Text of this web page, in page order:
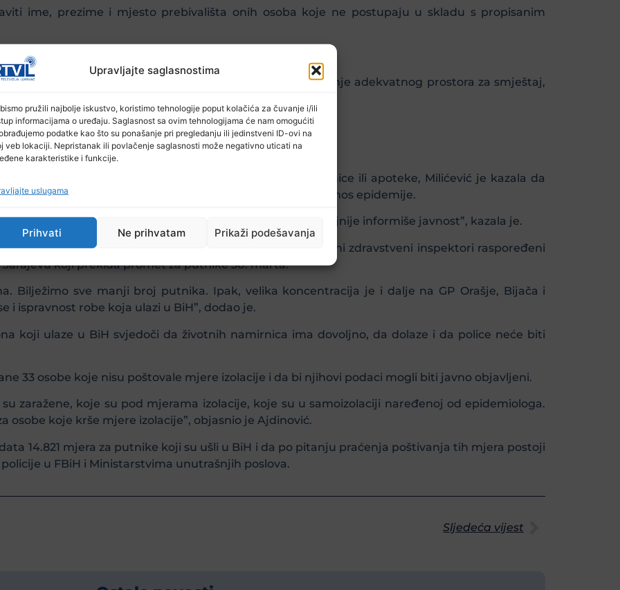
Upravljajte saglasnostima
pružili najbolje iskustvo, koristimo tehnologije poput kolačića za čuvanje i/ili
informacijama o uređaju. Saglasnost sa ovim tehnologijama će nam omogućiti
podatke kao što su ponašanje pri pregledanju ili jedinstveni ID-ovi na
veb lokaciji. Nepristanak ili povlačenje saglasnosti može negativno uticati na
karakteristike i funkcije.
uslugama
Prihvati Ne prihvatam Prikaži podešavanja
ime, prezime i mjesto prebivališta onih osoba koje ne postupaju u skladu s propisanim
gradskim i općinskim štabovima za iznalaženje adekvatnog prostora za smještaj,
radi na spašavanju ekonomije Federacije BiH.
je zabranjeno kretanje, odu po penzije, do prodavnice ili apoteke, Milićević je kazala da
je mrežu pomoći osobama koje su rizična skupina za prijenos epidemije.
i mrežu volontera. Dovest ćemo i nekoga iz CK da detaljnije informiše javnost”, kazala je.
poslove Anis Ajdinović
je kazao da su federalni sanitarni zdravstveni inspektori raspoređeni
koji prekida promet za putnike 30. marta.
Bilježimo sve manji broj putnika. Ipak, velika koncentracija je i dalje na GP Orašje, Bijača i
i ispravnost robe koja ulazi u BiH”, dodao je.
koji ulaze u BiH svjedoči da životnih namirnica ima dovoljno, da dolaze i da police neće biti
33 osobe koje nisu poštovale mjere izolacije i da bi njihovi podaci mogli biti javno objavljeni.
zaražene, koje su pod mjerama izolacije, koje su u samoizolaciji naređenoj od epidemiologa.
osobe koje krše mjere izolacije”, objasnio je Ajdinović.
14.821 mjera za putnike koji su ušli u BiH i da po pitanju praćenja poštivanja tih mjera postoji
u FBiH i Ministarstvima unutrašnjih poslova.
Sljedeća vijest